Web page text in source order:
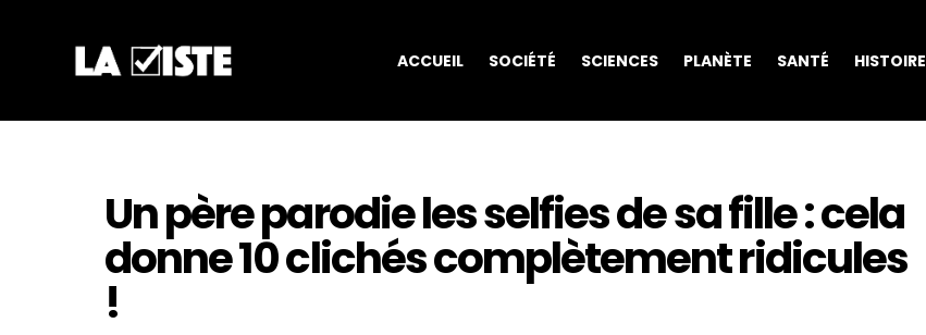
ACCUEIL SOCIÉTÉ SCIENCES PLANÈTE SANTÉ HISTOIRE
Un père parodie les selfies de sa fille : cela
donne 10 clichés complètement ridicules
!